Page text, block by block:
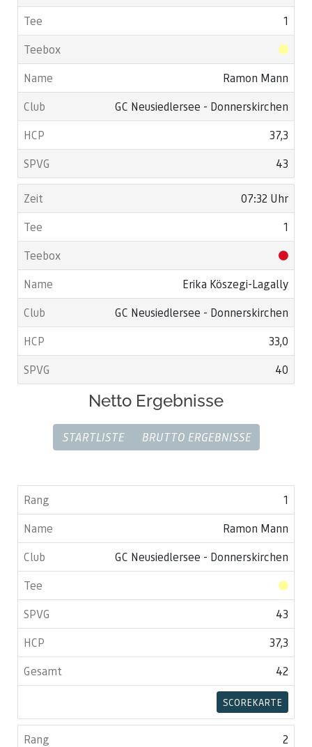
1
Ramon Mann
GC Neusiedlersee - Donnerskirchen
37,3
43
07:32 Uhr
1
Erika Köszegi-Lagally
GC Neusiedlersee - Donnerskirchen
33,0
40
Netto Ergebnisse
STARTLISTE BRUTTO ERGEBNISSE
1
Ramon Mann
GC Neusiedlersee - Donnerskirchen
43
37,3
42
SCOREKARTE
2